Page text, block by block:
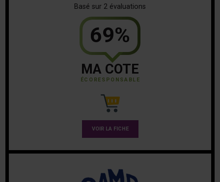
Basé sur 2 évaluations
69%
MA COTE
ÉCORESPONSABLE
VOIR LA FICHE